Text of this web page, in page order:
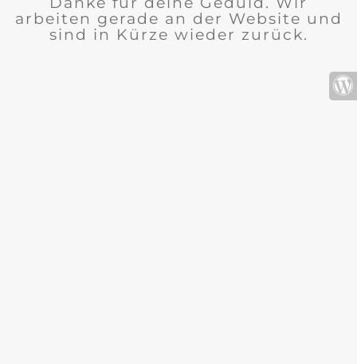
arbeiten gerade an der Website und
sind in Kürze wieder zurück.